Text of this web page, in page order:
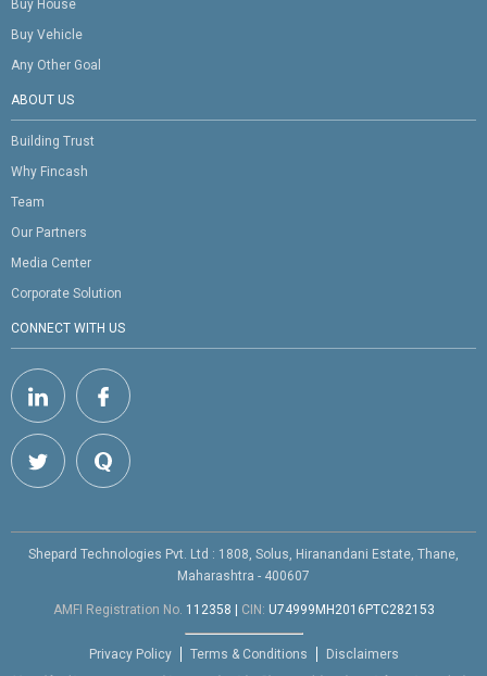
Buy House
Buy Vehicle
Any Other Goal
ABOUT US
Building Trust
Why Fincash
Team
Our Partners
Media Center
Corporate Solution
CONNECT WITH US
Shepard Technologies Pvt. Ltd : 1808, Solus, Hiranandani Estate, Thane,
Maharashtra - 400607
AMFI Registration No. 112358 CIN: U74999MH2016PTC282153
Privacy Policy Terms & Conditions Disclaimers